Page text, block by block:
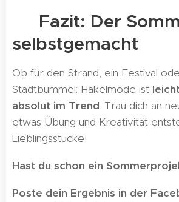
🌞 Fazit: Der
selbstgemacht
Ob für den Strand, ein Festival
Stadtbummel: Häkelmode ist
absolut im Trend. Trau dich an
etwas Übung und Kreativität
Lieblingsstücke!
Hast du schon ein
Poste dein Ergebnis in der